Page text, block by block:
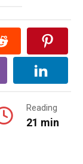
Reading
21 min